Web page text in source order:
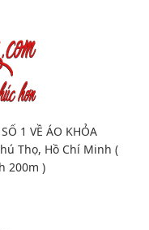
1 VỀ ÁO KHỎA
Thọ, Hồ Chí Minh (
200m )